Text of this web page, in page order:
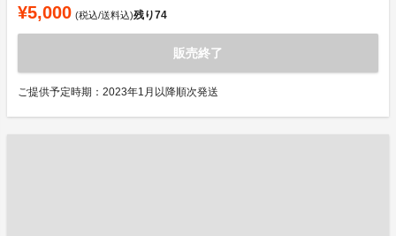
¥5,000 (税込/送料込)残り74
販売終了
ご提供予定時期：2023年1月以降順次発送